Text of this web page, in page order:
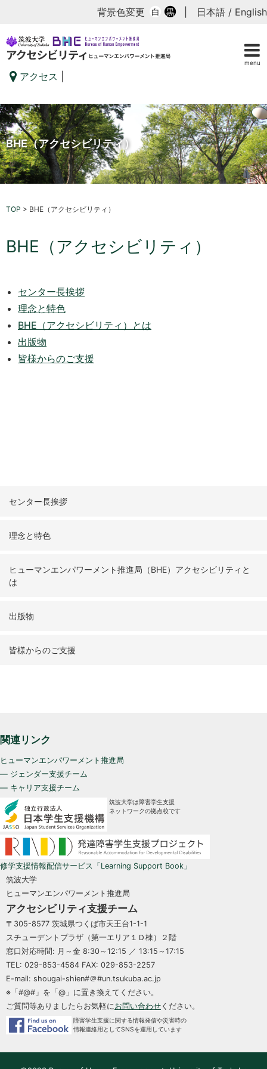
menu
背景色変更 白 黒 日本語 / English
アクセス
BHE（アクセシビリティ）
TOP > BHE（アクセシビリティ）
BHE（アクセシビリティ）
センター長挨拶
理念と特色
BHE（アクセシビリティ）とは
出版物
皆様からのご支援
センター長挨拶
理念と特色
ヒューマンエンパワーメント推進局（BHE）アクセシビリティと
は
出版物
皆様からのご支援
関連リンク
ヒューマンエンパワーメント推進局
— ジェンダー支援チーム
— キャリア支援チーム
筑波大学は障害学生支援
ネットワークの拠点校です
修学支援情報配信サービス「Learning Support Book」
筑波大学
ヒューマンエンパワーメント推進局
アクセシビリティ支援チーム
〒305-8577 茨城県つくば市天王台1-1-1
スチューデントプラザ（第一エリア１Ｄ棟）２階
窓口対応時間: 月～金 8:30～12:15 ／ 13:15～17:15
TEL: 029-853-4584 FAX: 029-853-2257
E-mail: shougai-shien#＠#un.tsukuba.ac.jp
※「#@#」を「@」に置き換えてください。
ご質問等ありましたらお気軽に お問い合わせ ください。
障害学生支援に関する情報発信や災害時の
情報連絡用としてSNSを運用しています